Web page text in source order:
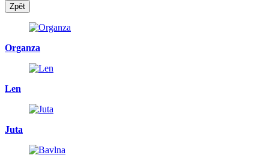
Zpět
Organza
Len
Juta